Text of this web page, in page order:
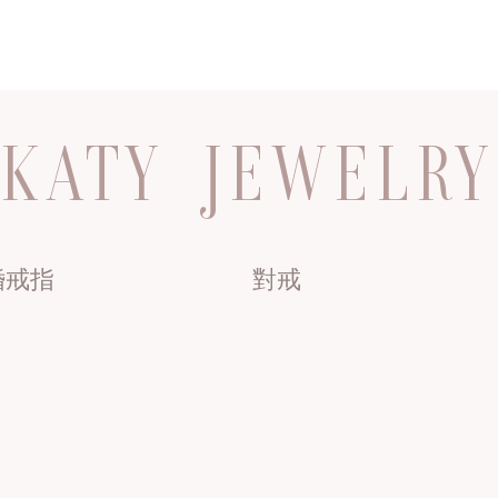
指 對戒
KATY JEWELRY